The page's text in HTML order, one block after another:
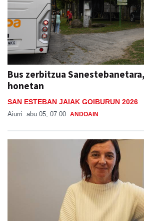
Bus zerbitzua
honetan
SAN ESTEBAN JAIAK GOIBURUN 2026
Aiurri abu 05, 07:00 ANDOAIN